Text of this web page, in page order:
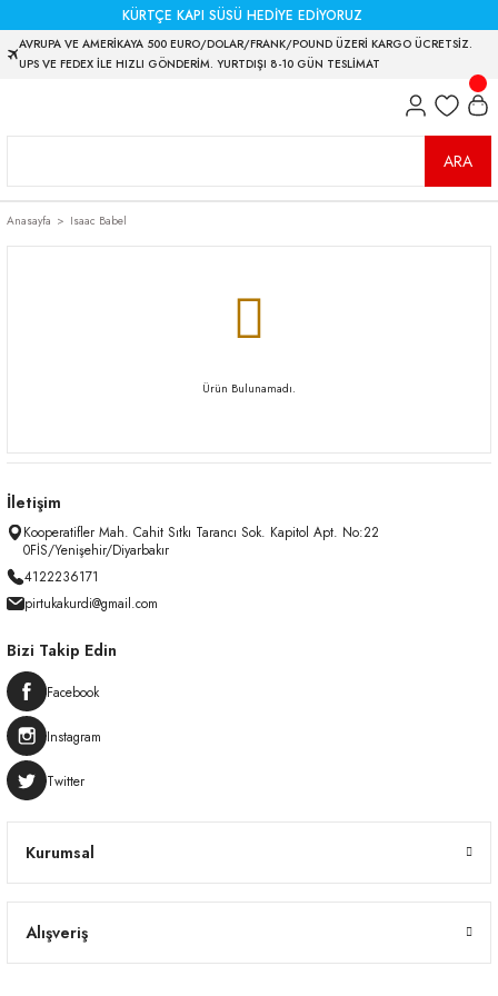
KÜRTÇE KAPI SÜSÜ HEDİYE EDİYORUZ
AVRUPA VE AMERİKAYA 500 EURO/DOLAR/FRANK/POUND ÜZERİ KARGO ÜCRETSİZ.
UPS VE FEDEX İLE HIZLI GÖNDERİM. YURTDIŞI 8-10 GÜN TESLİMAT
ARA
Anasayfa Isaac Babel
Ürün Bulunamadı.
İletişim
Kooperatifler Mah. Cahit Sıtkı Tarancı Sok. Kapitol Apt. No:22
0FİS/Yenişehir/Diyarbakır
4122236171
pirtukakurdi@gmail.com
Kurumsal
Alışveriş
Bizi Takip Edin
Facebook
Instagram
Twitter